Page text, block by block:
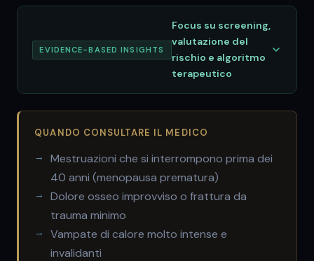
EVIDENCE-BASED INSIGHTS
Focus su screening,
valutazione del
rischio e algoritmo
terapeutico
QUANDO CONSULTARE IL MEDICO
Mestruazioni che si interrompono prima dei
40 anni (menopausa prematura)
Dolore osseo improvviso o frattura da
trauma minimo
Vampate di calore molto intense e
invalidanti